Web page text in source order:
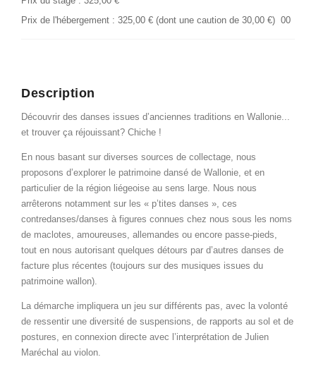
Prix de l'hébergement : 325,00 € (dont une caution de 30,00 €) 00
Description
Découvrir des danses issues d’anciennes traditions en Wallonie...
et trouver ça réjouissant? Chiche !
En nous basant sur diverses sources de collectage, nous
proposons d’explorer le patrimoine dansé de Wallonie, et en
particulier de la région liégeoise au sens large. Nous nous
arrêterons notamment sur les « p’tites danses », ces
contredanses/danses à figures connues chez nous sous les noms
de maclotes, amoureuses, allemandes ou encore passe-pieds,
tout en nous autorisant quelques détours par d’autres danses de
facture plus récentes (toujours sur des musiques issues du
patrimoine wallon).
La démarche impliquera un jeu sur différents pas, avec la volonté
de ressentir une diversité de suspensions, de rapports au sol et de
postures, en connexion directe avec l’interprétation de Julien
Maréchal au violon.